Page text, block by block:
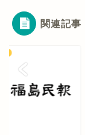
関連記事